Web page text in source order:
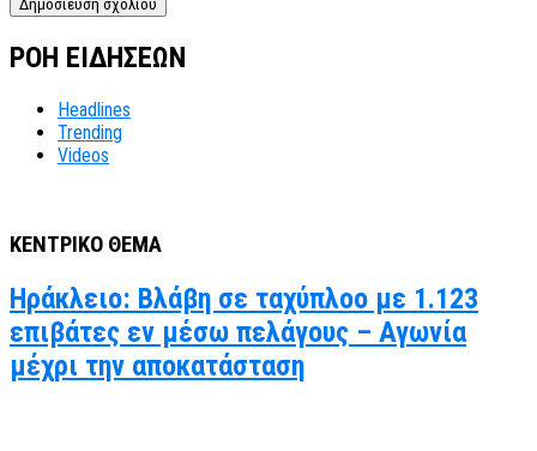
ΡΟΗ ΕΙΔΗΣΕΩΝ
Headlines
Trending
Videos
ΚΕΝΤΡΙΚΟ ΘΕΜΑ
Ηράκλειο: Βλάβη σε ταχύπλοο με 1.123
επιβάτες εν μέσω πελάγους – Αγωνία
μέχρι την αποκατάσταση